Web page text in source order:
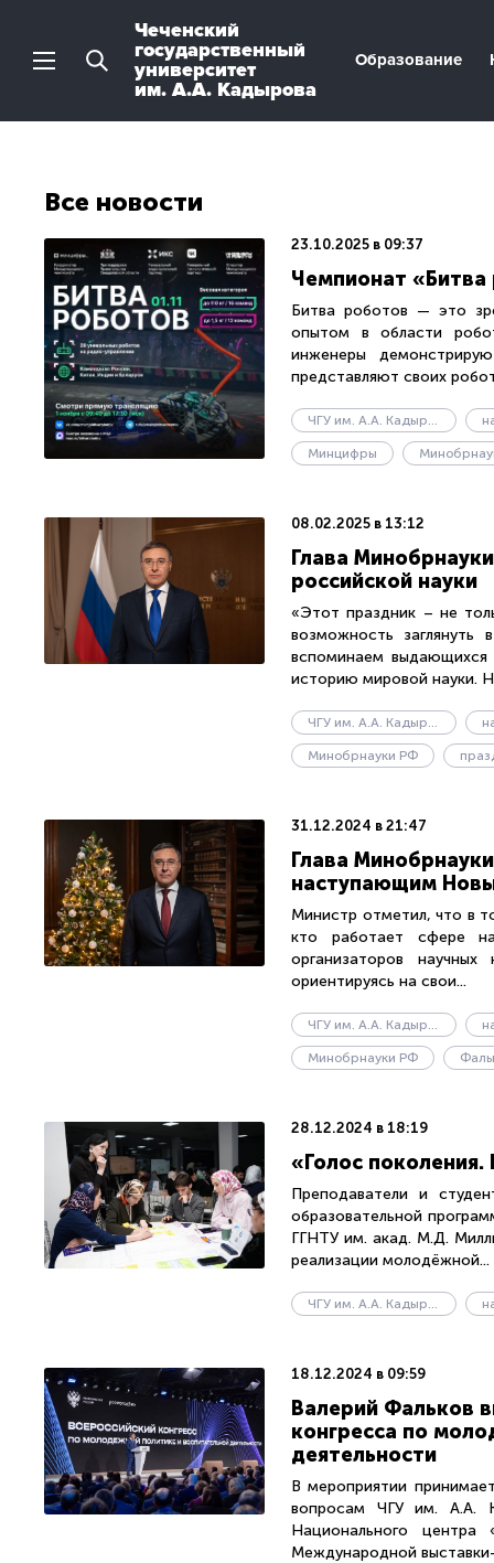
Чеченский
государственный
университет
им. А.А. Кадырова
Образование
Все новости
23.10.2025 в 09:37
Чемпионат
Битва роботов — это
опытом в области
инженеры
представляют своих
ЧГУ им. А.А. Кадырова
Минцифры
08.02.2025 в 13:12
Глава
российской науки
«Этот праздник – не
возможность
вспоминаем выдающихся
историю мировой науки.
ЧГУ им. А.А. Кадырова
Минобрнауки РФ
31.12.2024 в 21:47
Глава
наступающим
Министр отметил, что в
кто работает сфере
организаторов
ориентируясь на свои...
ЧГУ им. А.А. Кадырова
Минобрнауки РФ
28.12.2024 в 18:19
«Голос
Преподаватели и
образовательной
ГГНТУ им. акад. М.Д.
реализации молодёжной...
ЧГУ им. А.А. Кадырова
18.12.2024 в 09:59
Валерий Фальков
конгресса по
деятельности
В мероприятии
вопросам ЧГУ им. А.А.
Национального
Международной